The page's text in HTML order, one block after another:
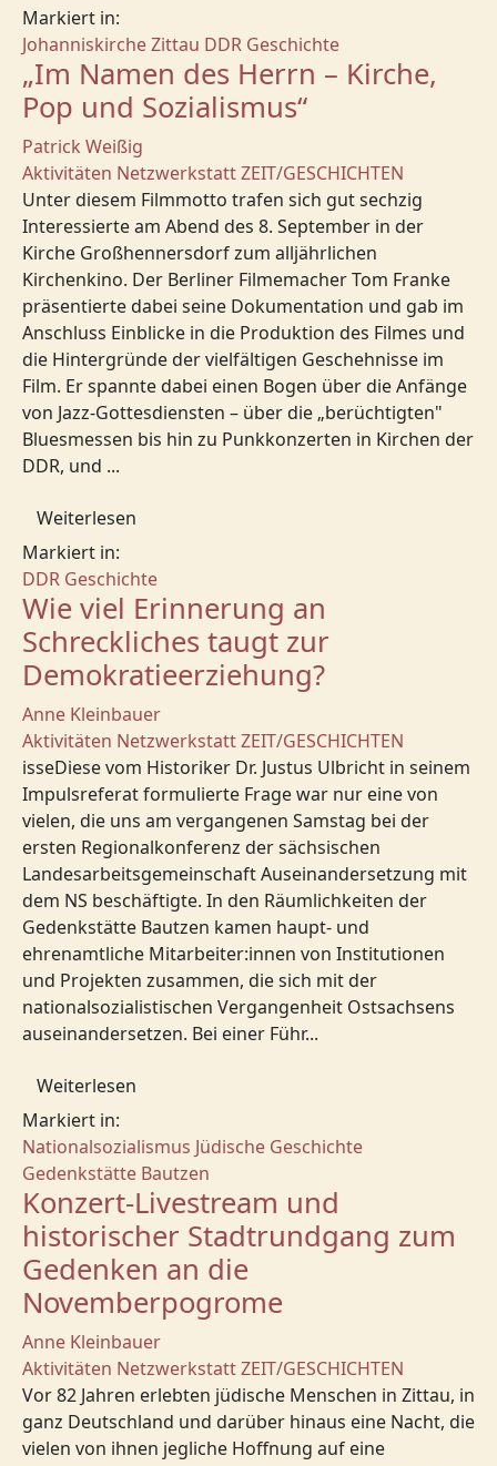
Markiert in:
Johanniskirche Zittau DDR Geschichte
„Im Namen des Herrn – Kirche,
Pop und Sozialismus“
Patrick Weißig
Aktivitäten NetzwerkstattZEIT/GESCHICHTEN
Unter diesem Filmmotto trafen sich gut sechzig
Interessierte am Abend des 8. September in der
Kirche Großhennersdorf zum alljährlichen
Kirchenkino. Der Berliner Filmemacher Tom Franke
präsentierte dabei seine Dokumentation und gab im
Anschluss Einblicke in die Produktion des Filmes und
die Hintergründe der vielfältigen Geschehnisse im
Film. Er spannte dabei einen Bogen über die Anfänge
von Jazz-Gottesdiensten – über die „berüchtigten"
Bluesmessen bis hin zu Punkkonzerten in Kirchen der
DDR, und ...
Weiterlesen
Markiert in:
DDR Geschichte
Wie viel Erinnerung an
Schreckliches taugt zur
Demokratieerziehung?
Anne Kleinbauer
Aktivitäten NetzwerkstattZEIT/GESCHICHTEN
isseDiese vom Historiker Dr. Justus Ulbricht in seinem
Impulsreferat formulierte Frage war nur eine von
vielen, die uns am vergangenen Samstag bei der
ersten Regionalkonferenz der sächsischen
Landesarbeitsgemeinschaft Auseinandersetzung mit
dem NS beschäftigte. In den Räumlichkeiten der
Gedenkstätte Bautzen kamen haupt- und
ehrenamtliche Mitarbeiter:innen von Institutionen
und Projekten zusammen, die sich mit der
nationalsozialistischen Vergangenheit Ostsachsens
auseinandersetzen. Bei einer Führ...
Weiterlesen
Markiert in:
Nationalsozialismus Jüdische Geschichte
Gedenkstätte Bautzen
Konzert-Livestream und
historischer Stadtrundgang zum
Gedenken an die
Novemberpogrome
Anne Kleinbauer
Aktivitäten NetzwerkstattZEIT/GESCHICHTEN
Vor 82 Jahren erlebten jüdische Menschen in Zittau, in
ganz Deutschland und darüber hinaus eine Nacht, die
vielen von ihnen jegliche Hoffnung auf eine